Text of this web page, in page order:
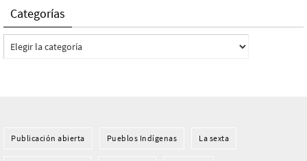
Categorías
Categorías
Publicación abierta Pueblos Indí­genas La sexta